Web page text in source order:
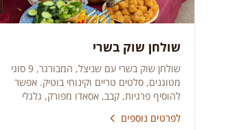
שולחן שוק בשרי
שולחן שוק בשרי עם שניצל, המבורגר, 9 סוגי
מטוגנים, סלטים טריים וקינוחי בוטיק. אפשר
להוסיף פרגיות, קבב, אסאדו מפורק, גלגלי
לפרטים נוספים